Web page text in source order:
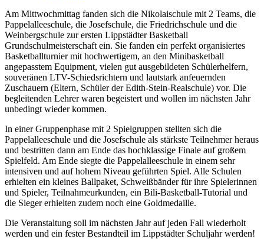
Am Mittwochmittag fanden sich die Nikolaischule mit 2 Teams, die
Pappelalleeschule, die Josefschule, die Friedrichschule und die
Weinbergschule zur ersten Lippstädter Basketball
Grundschulmeisterschaft ein. Sie fanden ein perfekt organisiertes
Basketballturnier mit hochwertigem, an den Minibasketball
angepasstem Equipment, vielen gut ausgebildeten Schülerhelfern,
souveränen LTV-Schiedsrichtern und lautstark anfeuernden
Zuschauern (Eltern, Schüler der Edith-Stein-Realschule) vor. Die
begleitenden Lehrer waren begeistert und wollen im nächsten Jahr
unbedingt wieder kommen.
In einer Gruppenphase mit 2 Spielgruppen stellten sich die
Pappelalleeschule und die Josefschule als stärkste Teilnehmer heraus
und bestritten dann am Ende das hochklassige Finale auf großem
Spielfeld. Am Ende siegte die Pappelalleeschule in einem sehr
intensiven und auf hohem Niveau geführten Spiel. Alle Schulen
erhielten ein kleines Ballpaket, Schweißbänder für ihre Spielerinnen
und Spieler, Teilnahmeurkunden, ein Bili-Basketball-Tutorial und
die Sieger erhielten zudem noch eine Goldmedaille.
Die Veranstaltung soll im nächsten Jahr auf jeden Fall wiederholt
werden und ein fester Bestandteil im Lippstädter Schuljahr werden!